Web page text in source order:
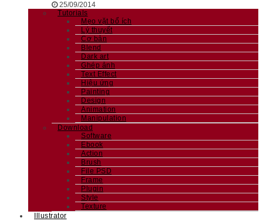
25/09/2014
Tutorials
Mẹo vặt bổ ích
Lý thuyết
Cơ bản
Blend
Dark art
Ghép ảnh
Text Effect
Hiệu ứng
Painting
Design
Animation
Manipulation
Download
Software
Ebook
Action
Brush
File PSD
Frame
Plugin
Style
Texture
Illustrator